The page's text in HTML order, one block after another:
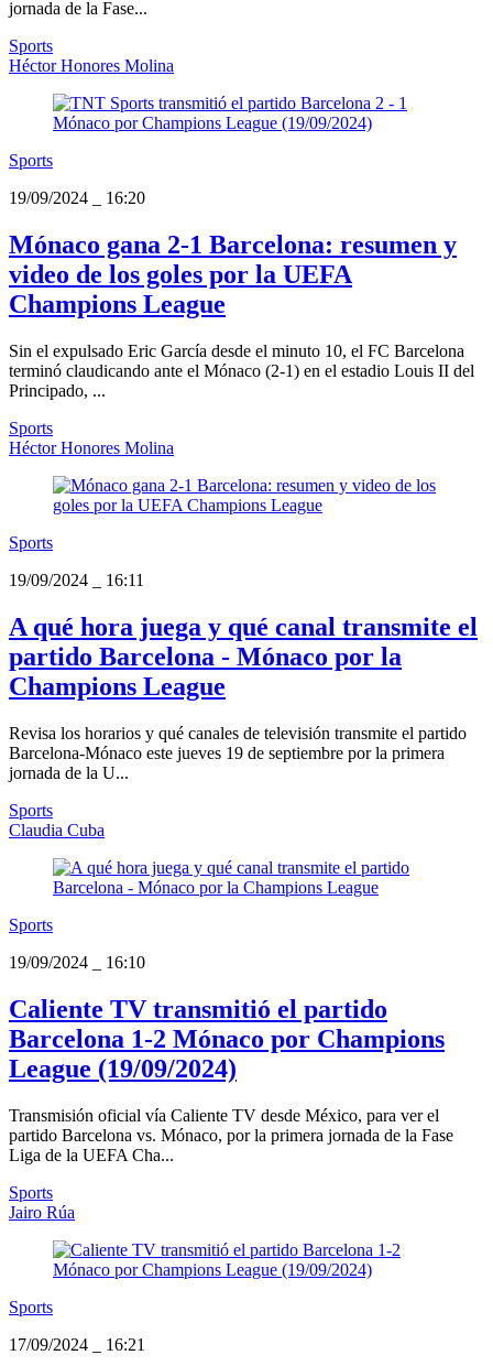
jornada de la Fase...
Sports
Héctor Honores Molina
Sports
19/09/2024
16:20
Mónaco gana 2-1 Barcelona: resumen y
video de los goles por la UEFA
Champions League
Sin el expulsado Eric García desde el minuto 10, el FC Barcelona
terminó claudicando ante el Mónaco (2-1) en el estadio Louis II del
Principado, ...
Sports
Héctor Honores Molina
Sports
19/09/2024
16:11
A qué hora juega y qué canal transmite el
partido Barcelona - Mónaco por la
Champions League
Revisa los horarios y qué canales de televisión transmite el partido
Barcelona-Mónaco este jueves 19 de septiembre por la primera
jornada de la U...
Sports
Claudia Cuba
Sports
19/09/2024
16:10
Caliente TV transmitió el partido
Barcelona 1-2 Mónaco por Champions
League (19/09/2024)
Transmisión oficial vía Caliente TV desde México, para ver el
partido Barcelona vs. Mónaco, por la primera jornada de la Fase
Liga de la UEFA Cha...
Sports
Jairo Rúa
Sports
17/09/2024
16:21